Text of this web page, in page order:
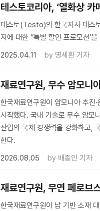
테스토코리아, ‘열화상 카
테스토(Testo)의 한국지사 테스토
지에 대한 ‘’특별 할인 프로모션’
2025.04.11
by 명세환 기자
재료연구원, 무수 암모니
한국재료연구원이 암모니아 추진
시작했다. 국내 기술로 무수 암모
산업의 국제 경쟁력을 강화하고,
한다.
2026.08.05
by 배종인 기자
재료연구원, 무연 페로브
한국재료연구원이 납 기반 소재